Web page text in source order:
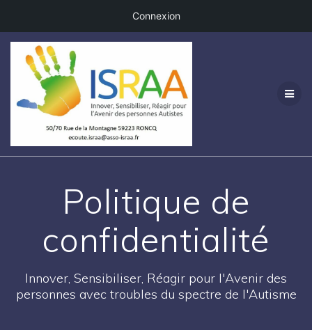
Connexion
Passer
contenu
Politique de
confidentialité
Innover, Sensibiliser, Réagir pour l'Avenir des
personnes avec troubles du spectre de l'Autisme